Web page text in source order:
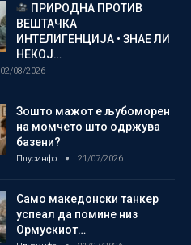
ПРИРОДНА ПРОТИВ
ВЕШТАЧКА
ИНТЕЛИГЕНЦИЈА • ЗНАЕ ЛИ
НЕКОЈ…
02/08/2026
Зошто мажот е љубоморен
на момчето што одржува
базени?
Плусинфо 21/07/2026
Само македонски танкер
успеал да помине низ
Ормускиот…